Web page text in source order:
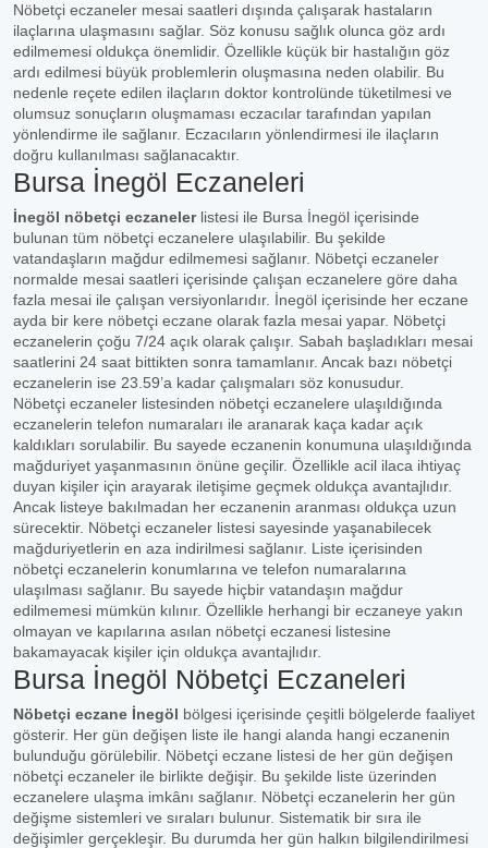
Nöbetçi eczaneler mesai saatleri dışında çalışarak hastaların
ilaçlarına ulaşmasını sağlar. Söz konusu sağlık olunca göz ardı
edilmemesi oldukça önemlidir. Özellikle küçük bir hastalığın göz
ardı edilmesi büyük problemlerin oluşmasına neden olabilir. Bu
nedenle reçete edilen ilaçların doktor kontrolünde tüketilmesi ve
olumsuz sonuçların oluşmaması eczacılar tarafından yapılan
yönlendirme ile sağlanır. Eczacıların yönlendirmesi ile ilaçların
doğru kullanılması sağlanacaktır.
Bursa İnegöl Eczaneleri
İnegöl nöbetçi eczanelerlistesi ile Bursa İnegöl içerisinde
bulunan tüm nöbetçi eczanelere ulaşılabilir. Bu şekilde
vatandaşların mağdur edilmemesi sağlanır. Nöbetçi eczaneler
normalde mesai saatleri içerisinde çalışan eczanelere göre daha
fazla mesai ile çalışan versiyonlarıdır. İnegöl içerisinde her eczane
ayda bir kere nöbetçi eczane olarak fazla mesai yapar. Nöbetçi
eczanelerin çoğu 7/24 açık olarak çalışır. Sabah başladıkları mesai
saatlerini 24 saat bittikten sonra tamamlanır. Ancak bazı nöbetçi
eczanelerin ise 23.59’a kadar çalışmaları söz konusudur.
Nöbetçi eczaneler listesinden nöbetçi eczanelere ulaşıldığında
eczanelerin telefon numaraları ile aranarak kaça kadar açık
kaldıkları sorulabilir. Bu sayede eczanenin konumuna ulaşıldığında
mağduriyet yaşanmasının önüne geçilir. Özellikle acil ilaca ihtiyaç
duyan kişiler için arayarak iletişime geçmek oldukça avantajlıdır.
Ancak listeye bakılmadan her eczanenin aranması oldukça uzun
sürecektir. Nöbetçi eczaneler listesi sayesinde yaşanabilecek
mağduriyetlerin en aza indirilmesi sağlanır. Liste içerisinden
nöbetçi eczanelerin konumlarına ve telefon numaralarına
ulaşılması sağlanır. Bu sayede hiçbir vatandaşın mağdur
edilmemesi mümkün kılınır. Özellikle herhangi bir eczaneye yakın
olmayan ve kapılarına asılan nöbetçi eczanesi listesine
bakamayacak kişiler için oldukça avantajlıdır.
Bursa İnegöl Nöbetçi Eczaneleri
Nöbetçi eczane İnegöl bölgesi içerisinde çeşitli bölgelerde faaliyet
gösterir. Her gün değişen liste ile hangi alanda hangi eczanenin
bulunduğu görülebilir. Nöbetçi eczane listesi de her gün değişen
nöbetçi eczaneler ile birlikte değişir. Bu şekilde liste üzerinden
eczanelere ulaşma imkânı sağlanır. Nöbetçi eczanelerin her gün
değişme sistemleri ve sıraları bulunur. Sistematik bir sıra ile
değişimler gerçekleşir. Bu durumda her gün halkın bilgilendirilmesi